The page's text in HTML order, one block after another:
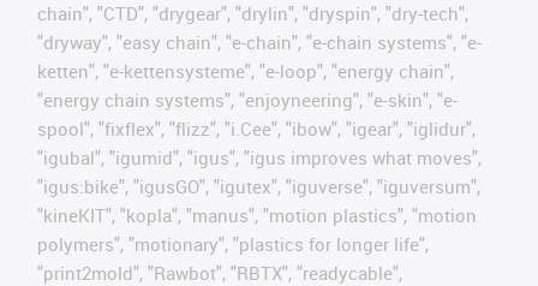
chain", "CTD", "drygear", "drylin", "dryspin", "dry-tech",
"dryway", "easy chain", "e-chain", "e-chain systems", "e-
ketten", "e-kettensysteme", "e-loop", "energy chain",
"energy chain systems", "enjoyneering", "e-skin", "e-
spool", "fixflex", "flizz", "i.Cee", "ibow", "igear", "iglidur",
"igubal", "igumid", "igus", "igus improves what moves",
"igus:bike", "igusGO", "igutex", "iguverse", "iguversum",
"kineKIT", "kopla", "manus", "motion plastics", "motion
polymers", "motionary", "plastics for longer life",
"print2mold", "Rawbot", "RBTX", "readycable",